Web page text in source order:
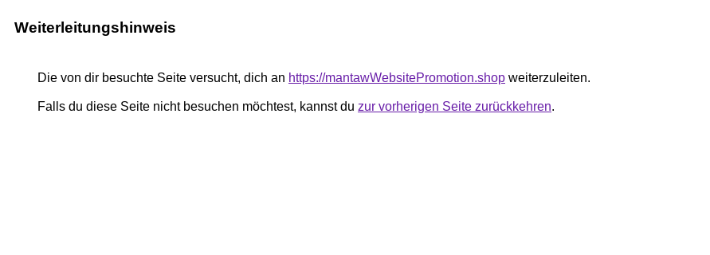
Weiterleitungshinweis
Die von dir besuchte Seite versucht, dich an https://mantawWebsitePromotion.shop weiterzuleiten.
Falls du diese Seite nicht besuchen möchtest, kannst du zur vorherigen Seite zurückkehren.